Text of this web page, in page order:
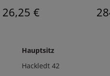
26,25 €
Hauptsitz
Hackledt 42